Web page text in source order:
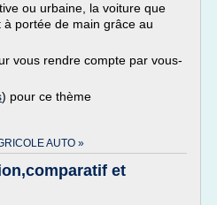
ou urbaine, la voiture que
portée de main grâce au
vous rendre compte par vous-
) pour ce thème
AUTO »
et